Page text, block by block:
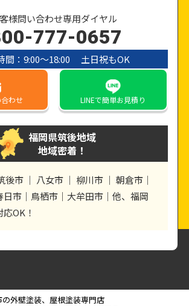
様問い合わせ専用ダイヤル
777-0657
間：9:00〜18:00 土日祝もOK
わせ LINEで簡単お見積り
福岡県筑後地域
地域密着！
後市 ｜ 八女市 ｜ 柳川市 ｜ 朝倉市｜
日市｜鳥栖市｜大牟田市｜他、福岡
OK！
外壁塗装、屋根塗装専門店